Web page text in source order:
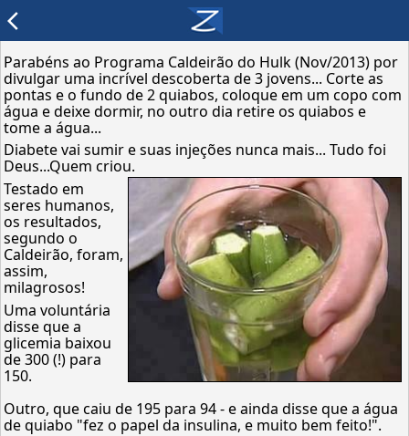
arrow_back_ios
Parabéns ao Programa Caldeirão do Hulk (Nov/2013) por
divulgar uma incrível descoberta de 3 jovens... Corte as
pontas e o fundo de 2 quiabos, coloque em um copo com
água e deixe dormir, no outro dia retire os quiabos e
tome a água...
Diabete vai sumir e suas injeções nunca mais... Tudo foi
Deus...Quem criou.
Testado em
seres humanos,
os resultados,
segundo o
Caldeirão, foram,
assim,
milagrosos!
Uma voluntária
disse que a
glicemia baixou
de 300 (!) para
150.
Outro, que caiu de 195 para 94 - e ainda disse que a água
de quiabo "fez o papel da insulina, e muito bem feito!".